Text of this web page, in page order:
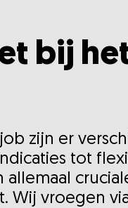
bij
zijn er
tot
allemaal
Wij vroegen